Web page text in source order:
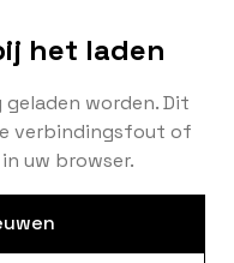
het laden
worden. Dit
verbindingsfout of
uw browser.